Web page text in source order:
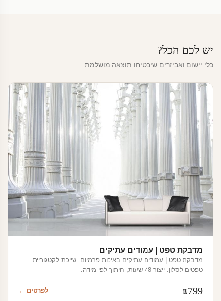
יש לכם הכל?
כלי יישום ואביזרים שיבטיחו תוצאה מושלמת
מדבקת טפט | עמודים עתיקים
מדבקת טפט | עמודים עתיקים באיכות פרמיום. שייכת לקטגוריית
טפטים לסלון. ייצור 48 שעות, חיתוך לפי מידה.
₪799 לפרטים ←